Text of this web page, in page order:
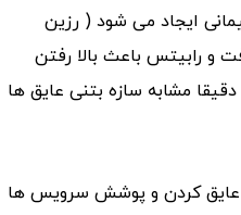
ایجاد می شود ( رزین
رابیتس باعث بالا رفتن
مشابه سازه بتنی عایق ها
عایق کردن و پوشش سرویس ها